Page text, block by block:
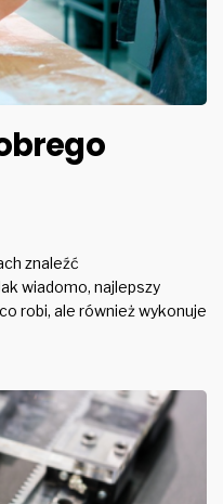
znaleźć
wiadomo, najlepszy
robi, ale również wykonuje